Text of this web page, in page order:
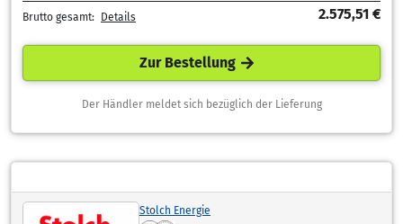
Brutto gesamt: Details 2.575,51 €
Zur Bestellung
Der Händler meldet sich bezüglich der Lieferung
Stolch Energie